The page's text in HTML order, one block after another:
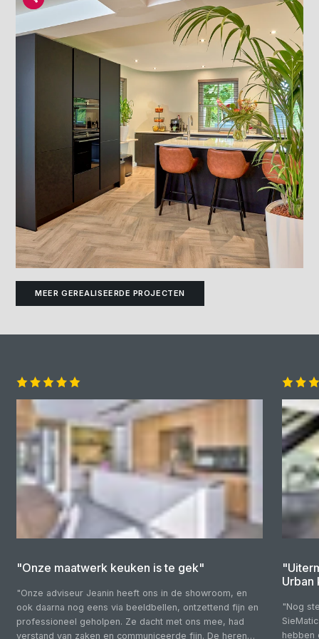
MEER GEREALISEERDE PROJECTEN
"Onze maatwerk keuken is te gek"
"Onze adviseur Jeanin heeft ons in de showroom, en
ook daarna nog eens via beeldbellen, ontzettend fijn en
professioneel geholpen. Ze dacht met ons mee, had
verstand van zaken en communiceerde fijn. De heren
Urban
"Nog
hebben